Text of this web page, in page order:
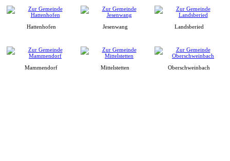
Hattenhofen Jesenwang Landsberied
Mammendorf Mittelstetten Oberschweinbach